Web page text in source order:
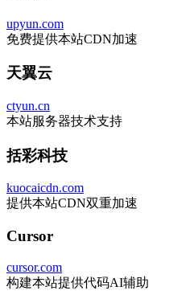
upyun.com
免费提供本站CDN加速
天翼云
ctyun.cn
本站服务器技术支持
括彩科技
kuocaicdn.com
提供本站CDN双重加速
Cursor
cursor.com
构建本站提供代码AI辅助